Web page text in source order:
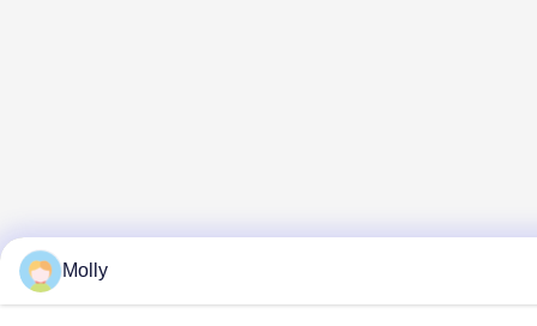
Molly